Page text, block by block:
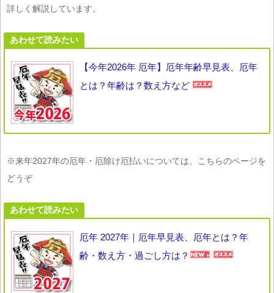
詳しく解説しています。
あわせて読みたい
【今年2026年 厄年】厄年年齢早見表、厄年
とは？年齢は？数え方など
※来年2027年の厄年・厄除け厄払いについては、こちらのページを
どうぞ
あわせて読みたい
厄年 2027年｜厄年早見表、厄年とは？年
齢・数え方・過ごし方は？